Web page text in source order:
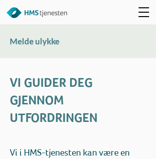
Melde ulykke
VI GUIDER DEG
GJENNOM
UTFORDRINGEN
Vi i HMS-tjenesten kan være en